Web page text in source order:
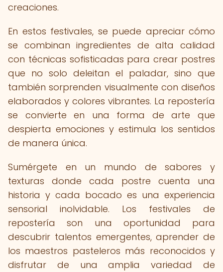
creaciones.
En estos festivales, se puede apreciar cómo
se combinan ingredientes de alta calidad
con técnicas sofisticadas para crear postres
que no solo deleitan el paladar, sino que
también sorprenden visualmente con diseños
elaborados y colores vibrantes. La repostería
se convierte en una forma de arte que
despierta emociones y estimula los sentidos
de manera única.
Sumérgete en un mundo de sabores y
texturas donde cada postre cuenta una
historia y cada bocado es una experiencia
sensorial inolvidable. Los festivales de
repostería son una oportunidad para
descubrir talentos emergentes, aprender de
los maestros pasteleros más reconocidos y
disfrutar de una amplia variedad de